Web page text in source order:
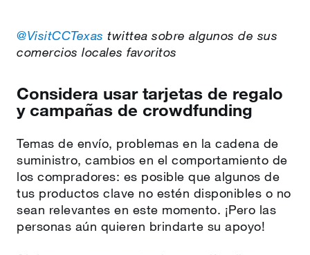
@VisitCCTexas twittea sobre algunos de sus
comercios locales favoritos
Considera usar tarjetas de regalo
y campañas de crowdfunding
Temas de envío, problemas en la cadena de
suministro, cambios en el comportamiento de
los compradores: es posible que algunos de
tus productos clave no estén disponibles o no
sean relevantes en este momento. ¡Pero las
personas aún quieren brindarte su apoyo!